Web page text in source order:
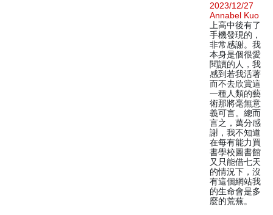
2023/12/27
Annabel Kuo
上高中後有了
手機發現的，
非常感謝。我
本身是個很愛
閱讀的人，我
感到若我活著
而不去欣賞這
一種人類的藝
術那將毫無意
義可言。總而
言之，萬分感
謝，我不知道
在每有能力買
書學校圖書館
又只能借七天
的情況下，沒
有這個網站我
的生命會是多
麼的荒蕪。